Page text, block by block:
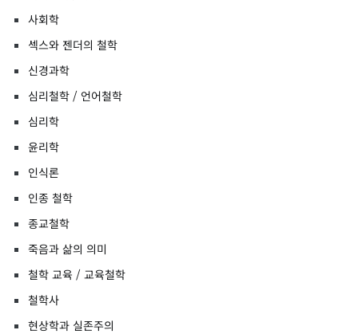
사회학
섹스와 젠더의 철학
신경과학
심리철학 / 언어철학
심리학
윤리학
인식론
인종 철학
종교철학
죽음과 삶의 의미
철학 교육 / 교육철학
철학사
현상학과 실존주의